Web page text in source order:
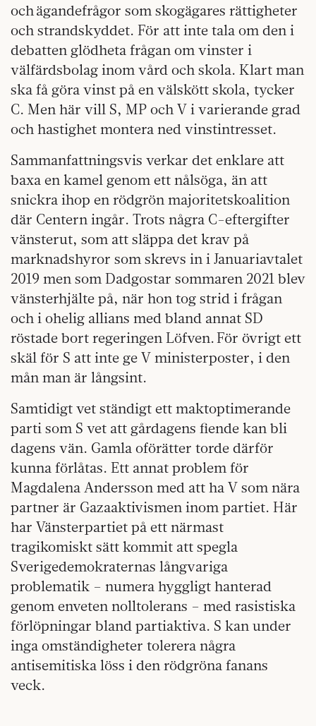
och ägandefrågor som skogägares rättigheter
och strandskyddet. För att inte tala om den i
debatten glödheta frågan om vinster i
välfärdsbolag inom vård och skola. Klart man
ska få göra vinst på en välskött skola, tycker
C. Men här vill S, MP och V i varierande grad
och hastighet montera ned vinstintresset.
Sammanfattningsvis verkar det enklare att
baxa en kamel genom ett nålsöga, än att
snickra ihop en rödgrön majoritetskoalition
där Centern ingår. Trots några C-eftergifter
vänsterut, som att släppa det krav på
marknadshyror som skrevs in i Januariavtalet
2019 men som Dadgostar sommaren 2021 blev
vänsterhjälte på, när hon tog strid i frågan
och i ohelig allians med bland annat SD
röstade bort regeringen Löfven. För övrigt ett
skäl för S att inte ge V ministerposter, i den
mån man är långsint.
Samtidigt vet ständigt ett maktoptimerande
parti som S vet att gårdagens fiende kan bli
dagens vän. Gamla oförätter torde därför
kunna förlåtas. Ett annat problem för
Magdalena Andersson med att ha V som nära
partner är Gazaaktivismen inom partiet. Här
har Vänsterpartiet på ett närmast
tragikomiskt sätt kommit att spegla
Sverigedemokraternas långvariga
problematik – numera hyggligt hanterad
genom enveten nolltolerans – med rasistiska
förlöpningar bland partiaktiva. S kan under
inga omständigheter tolerera några
antisemitiska löss i den rödgröna fanans
veck.